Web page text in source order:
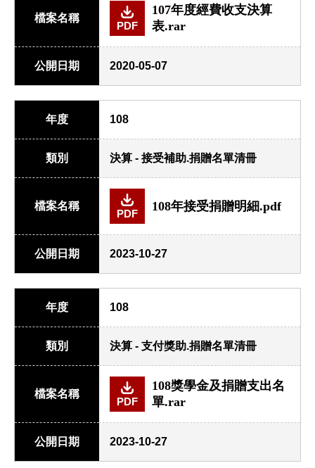
檔案名稱
PDF
107年度經費收支決算
表.rar
公開日期 2020-05-07
年度 108
類別 決算 - 接受補助.捐贈名單清冊
檔案名稱
PDF
108年接受捐贈明細.pdf
公開日期 2023-10-27
年度 108
類別 決算 - 支付獎助.捐贈名單清冊
檔案名稱
PDF
108獎學金及捐贈支出名
單.rar
公開日期 2023-10-27